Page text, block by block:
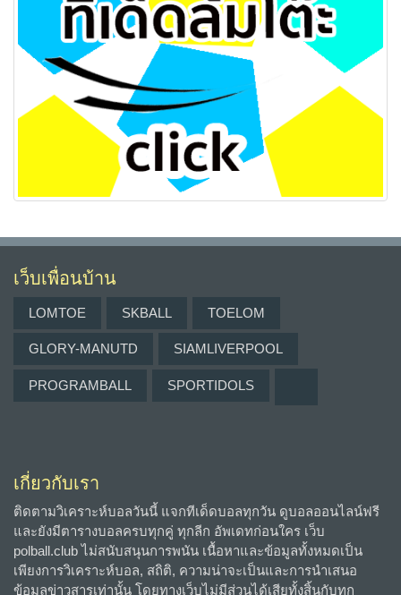
เว็บเพื่อนบ้าน
LOMTOE SKBALL TOELOM
GLORY-MANUTD SIAMLIVERPOOL
PROGRAMBALL SPORTIDOLS
เกี่ยวกับเรา
ติดตามวิเคราะห์บอลวันนี้ แจกทีเด็ดบอลทุกวัน ดูบอลออนไลน์ฟรี
และยังมีตารางบอลครบทุกคู่ ทุกลีก อัพเดทก่อนใคร เว็บ
polball.club ไม่สนับสนุนการพนัน เนื้อหาและข้อมูลทั้งหมดเป็น
เพียงการวิเคราะห์บอล, สถิติ, ความน่าจะเป็นและการนำเสนอ
ข้อมูลข่าวสารเท่านั้น โดยทางเว็บไม่มีส่วนได้เสียทั้งสิ้นกับทุก